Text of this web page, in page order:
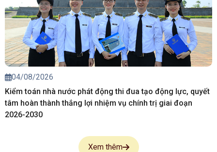
04/08/2026
Kiểm toán nhà nước phát động thi đua tạo động lực, quyết
tâm hoàn thành thắng lợi nhiệm vụ chính trị giai đoạn
2026-2030
Xem thêm